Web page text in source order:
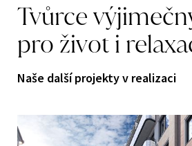
Tvůrce
pro životi
Naše další projekty v realizaci